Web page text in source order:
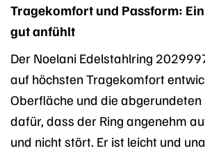
Tragekomfort und Passform:
gut anfühlt
Der Noelani Edelstahlring
auf höchsten Tragekomfort
Oberfläche und die abgerundeten
dafür, dass der Ring angenehm
und nicht stört. Er ist leicht und